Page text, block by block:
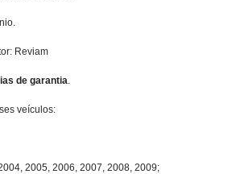
Reviam
de garantia
veículos:
2005, 2006, 2007, 2008, 2009;